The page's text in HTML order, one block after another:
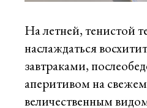
На летней, тенистой
наслаждаться
завтраками,
аперитивом на свежем
величественным